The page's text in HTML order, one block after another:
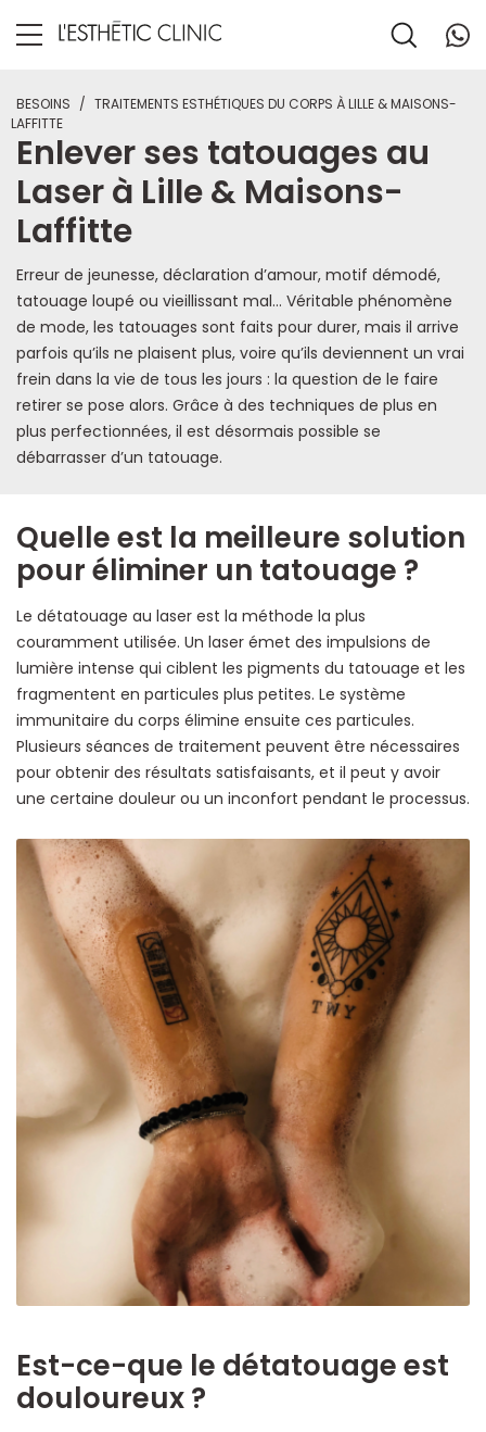
BESOINS / TRAITEMENTS ESTHÉTIQUES DU CORPS À LILLE & MAISONS-
LAFFITTE
Enlever ses tatouages au
Laser à Lille & Maisons-
Laffitte
Erreur de jeunesse, déclaration d’amour, motif démodé,
tatouage loupé ou vieillissant mal… Véritable phénomène
de mode, les tatouages sont faits pour durer, mais il arrive
parfois qu’ils ne plaisent plus, voire qu’ils deviennent un vrai
frein dans la vie de tous les jours : la question de le faire
retirer se pose alors. Grâce à des techniques de plus en
plus perfectionnées, il est désormais possible se
débarrasser d’un tatouage.
Quelle est la meilleure solution
pour éliminer un tatouage ?
Le détatouage au laser est la méthode la plus
couramment utilisée. Un laser émet des impulsions de
lumière intense qui ciblent les pigments du tatouage et les
fragmentent en particules plus petites. Le système
immunitaire du corps élimine ensuite ces particules.
Plusieurs séances de traitement peuvent être nécessaires
pour obtenir des résultats satisfaisants, et il peut y avoir
une certaine douleur ou un inconfort pendant le processus.
Est-ce-que le détatouage est
douloureux ?